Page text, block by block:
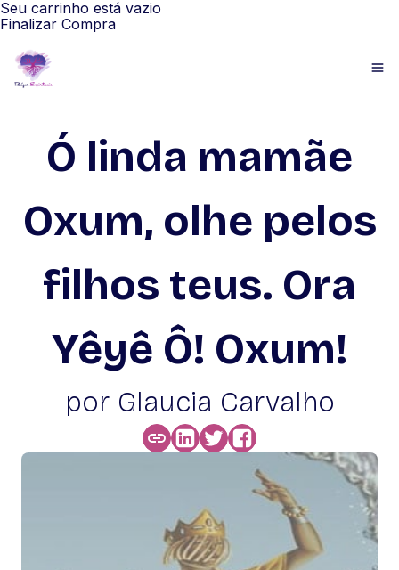
Seu carrinho está vazio
Finalizar Compra
Ó linda mamãe
Oxum, olhe pelos
filhos teus. Ora
Yêyê Ô! Oxum!
por Glaucia Carvalho